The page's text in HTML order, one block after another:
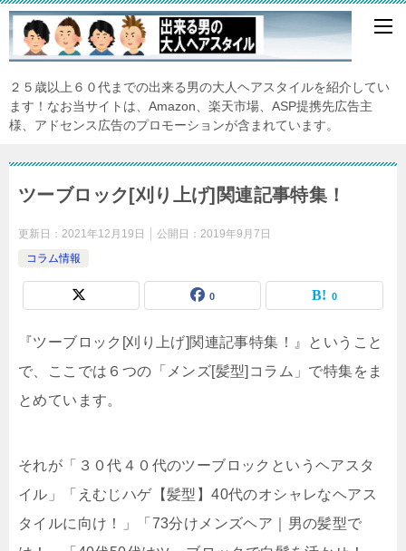
２５歳以上６０代までの出来る男の大人ヘアスタイルを紹介してい
ます！なお当サイトは、Amazon、楽天市場、ASP提携先広告主
様、アドセンス広告のプロモーションが含まれています。
ツーブロック[刈り上げ]関連記事特集！
更新日： 2021年12月19日 公開日： 2019年9月7日
コラム情報
0 0
『ツーブロック[刈り上げ]関連記事特集！』ということ
で、ここでは６つの「メンズ[髪型]コラム」で特集をま
とめています。
それが「３０代４０代のツーブロックというヘアスタ
イル」「えむじハゲ【髪型】40代のオシャレなヘアス
タイルに向け！」「73分けメンズヘア｜男の髪型で